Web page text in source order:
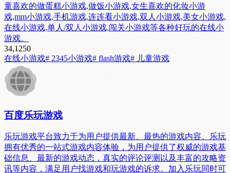
童喜欢的做蛋糕小游戏,做饭小游戏,女生喜欢的化妆小游
戏,mm小游戏,手机游戏,连连看小游戏,双人小游戏,美女小游戏,
在线小游戏,单人/双人小游戏,闯关小游戏等各种好玩的在线小
游戏。
34,1250
在线小游戏# 2345小游戏# flash游戏# 儿童游戏
百度乐玩游戏
乐玩游戏平台致力于为用户提供最新、最热的游戏内容。乐玩
拥有优秀的一站式游戏内容体验，为用户提供了权威的游戏基
础信息、最新的游戏动态，真实的评论评测以及丰富的攻略资
讯等内容，满足用户找游戏和玩游戏的诉求。加入乐玩同时可